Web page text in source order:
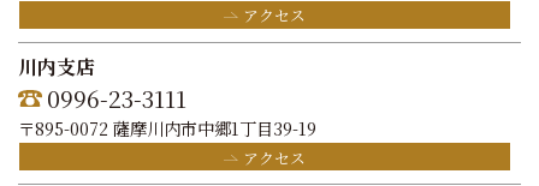
アクセス
川内支店
0996-23-3111
〒895-0072 薩摩川内市中郷1丁目39-19
アクセス